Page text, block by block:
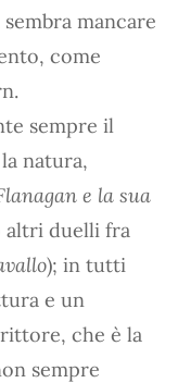
mancare
come
sempre il
natura,
e la sua
altri duelli fra
); in tutti
e un
che è la
sempre